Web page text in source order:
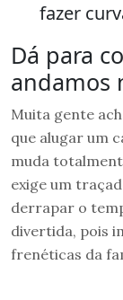
fazer
Dá para
andamos
Muita gente
que alugar um
muda
exige um
derrapar o
divertida, pois
frenéticas da